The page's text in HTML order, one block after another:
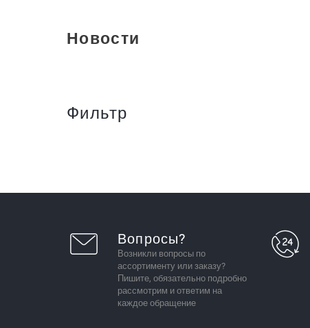
Новости
Фильтр
Вопросы?
Возникли вопросы по
ассортименту или заказу?
Пишите, обязательно подробно
рассмотрим и ответим на
каждое обращение